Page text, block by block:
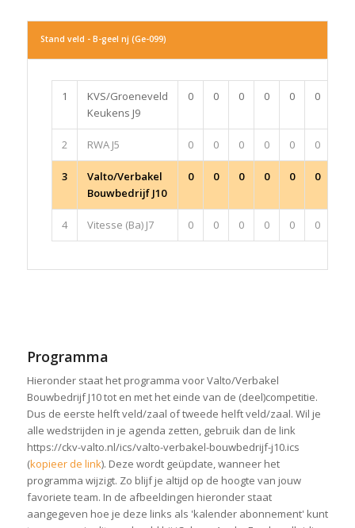
Stand veld - B-geel nj (Ge-099)
1
KVS/Groeneveld
Keukens J9
0 0 0 0 0 0
2 RWA J5 0 0 0 0 0 0
3
Valto/Verbakel
Bouwbedrijf J10
0 0 0 0 0 0
4 Vitesse (Ba) J7 0 0 0 0 0 0
Programma
Hieronder staat het programma voor Valto/Verbakel
Bouwbedrijf J10 tot en met het einde van de (deel)competitie.
Dus de eerste helft veld/zaal of tweede helft veld/zaal. Wil je
alle wedstrijden in je agenda zetten, gebruik dan de link
https://ckv-valto.nl/ics/valto-verbakel-bouwbedrijf-j10.ics
(kopieer de link). Deze wordt geüpdate, wanneer het
programma wijzigt. Zo blijf je altijd op de hoogte van jouw
favoriete team. In de afbeeldingen hieronder staat
aangegeven hoe je deze links als 'kalender abonnement' kunt